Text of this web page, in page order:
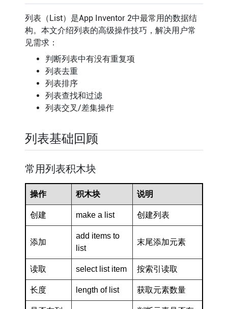
列表（List）是App Inventor 2中最常用的数据结
构。本文介绍列表的高级操作技巧，解决用户常
见需求：
判断列表中有没有重复项
列表去重
列表排序
列表查找和过滤
列表交叉/差集操作
列表基础回顾
常用列表积木块
操作 积木块 说明
创建 make a list 创建列表
添加
add items to
list
末尾添加元素
读取 select list item 按索引读取
长度 length of list 获取元素数量